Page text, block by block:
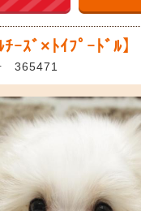
ｰｽﾞ×ﾄｲﾌﾟｰﾄﾞﾙ】
365471